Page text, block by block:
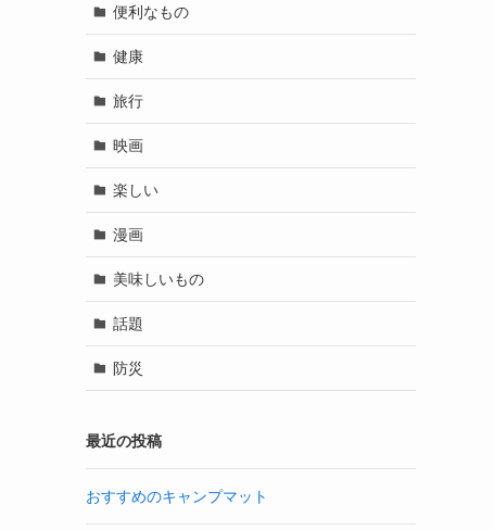
便利なもの
健康
旅行
映画
楽しい
漫画
美味しいもの
話題
防災
最近の投稿
おすすめのキャンプマット